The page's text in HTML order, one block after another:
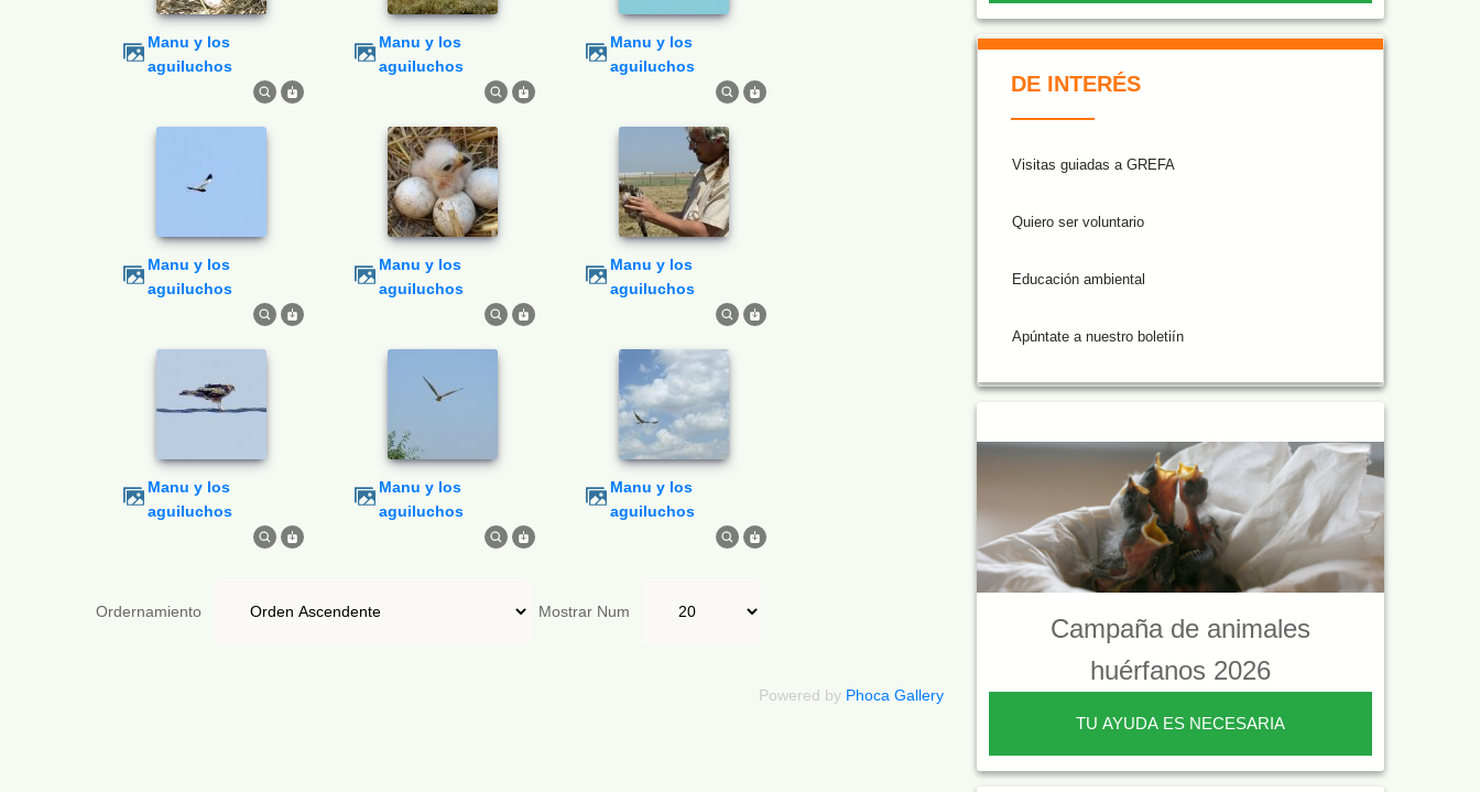
Manu y los
aguiluchos
Manu y los
aguiluchos
Manu y los
aguiluchos
Manu y los
aguiluchos
Manu y los
aguiluchos
Manu y los
aguiluchos
Manu y los
aguiluchos
Manu y los
aguiluchos
Manu y los
aguiluchos
Ordernamiento Mostrar Num
Powered by Phoca Gallery
DE INTERÉS
Visitas guiadas a GREFA
Quiero ser voluntario
Educación ambiental
Apúntate a nuestro boletiín
Campaña de animales
huérfanos 2026
TU AYUDA ES NECESARIA